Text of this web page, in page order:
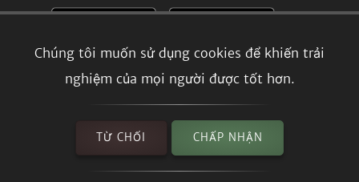
Chúng tôi muốn sử dụng cookies để khiến trải
nghiệm của mọi người được tốt hơn.
TỪ CHỐI CHẤP NHẬN